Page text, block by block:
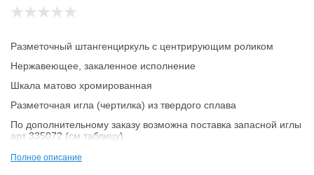
Разметочный штангенциркуль с центрирующим роликом
Нержавеющее, закаленное исполнение
Шкала матово хромированная
Разметочная игла (чертилка) из твердого сплава
По дополнительному заказу возможна поставка запасной иглы
арт 335072 (см таблицу)
Полное описание